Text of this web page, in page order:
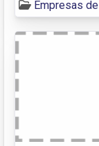
Empresas